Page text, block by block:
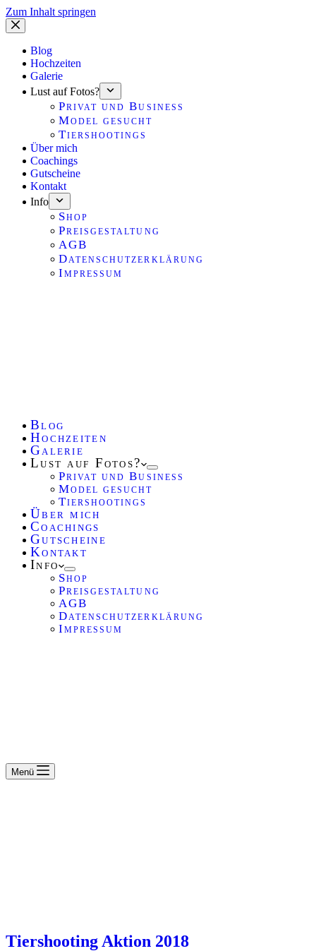
Zum Inhalt springen
Blog
Hochzeiten
Galerie
Lust auf Fotos?
Privat und Business
Model gesucht
Tiershootings
Über mich
Coachings
Gutscheine
Kontakt
Info
Shop
Preisgestaltung
AGB
Datenschutzerklärung
Impressum
Blog
Hochzeiten
Galerie
Lust auf Fotos?
Privat und Business
Model gesucht
Tiershootings
Über mich
Coachings
Gutscheine
Kontakt
Info
Shop
Preisgestaltung
AGB
Datenschutzerklärung
Impressum
Menü
Tiershooting Aktion 2018